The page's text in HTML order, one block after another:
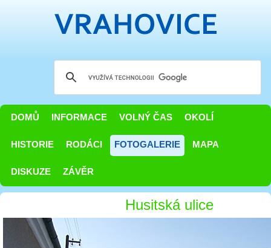
DOMŮ INFORMACE VOLNÝ ČAS OKOLÍ
HISTORIE RODÁCI FOTOGALERIE MAPA
DISKUZE ZÁVĚR
Husitská ulice